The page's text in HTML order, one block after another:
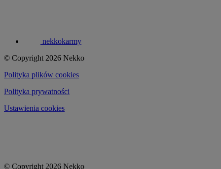
nekkokarmy
© Copyright 2026 Nekko
Polityka plików cookies
Polityka prywatności
Ustawienia cookies
© Copyright 2026 Nekko